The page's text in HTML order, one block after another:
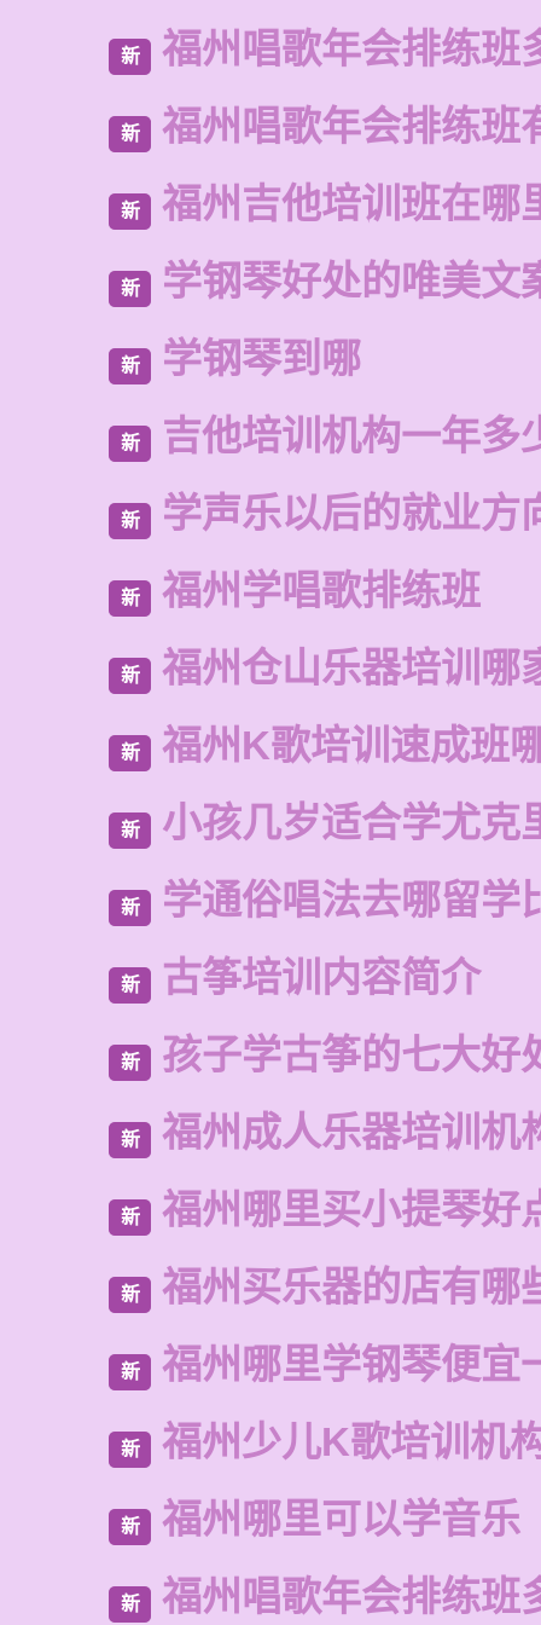
新 福州唱歌年会排练班
新 福州唱歌年会排练班
新 福州吉他培训班在哪
新 学钢琴好处的唯美文
新 学钢琴到哪
新 吉他培训机构一年多
新 学声乐以后的就业方
新 福州学唱歌排练班
新 福州仓山乐器培训哪
新 福州K歌培训速成班
新 小孩几岁适合学尤克
新 学通俗唱法去哪留学
新 古筝培训内容简介
新 孩子学古筝的七大好
新 福州成人乐器培训机
新 福州哪里买小提琴好
新 福州买乐器的店有哪
新 福州哪里学钢琴便宜
新 福州少儿K歌培训机
新 福州哪里可以学音乐
新 福州唱歌年会排练班